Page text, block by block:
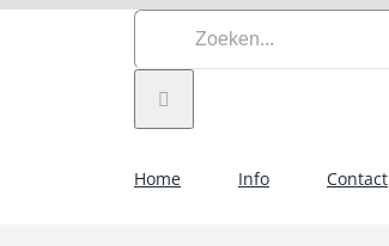
naar:
Home Info Contact